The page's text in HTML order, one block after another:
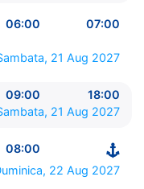
- 19:00
pe Mare
06:00 07:00
21 Aug 2027
09:00
18:00
21 Aug 2027
08:00
22 Aug 2027